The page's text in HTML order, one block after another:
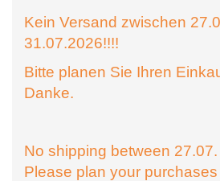
Kein Versand zwischen
31.07.2026!!!!
Bitte planen Sie Ihren
Danke.
No shipping between
Please plan your